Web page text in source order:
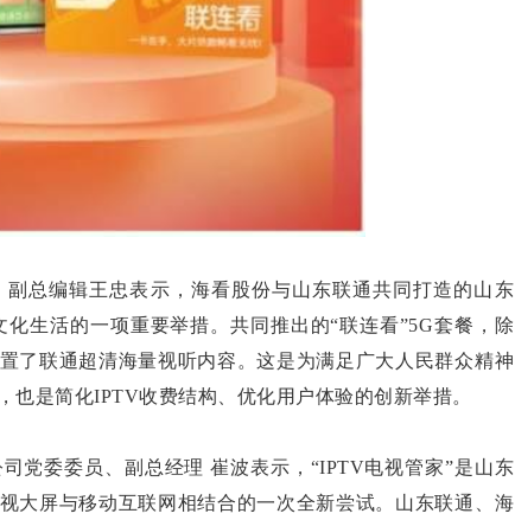
编辑王忠表示，海看股份与山东联通共同打造的山东
生活的一项重要举措。共同推出的“联连看”5G套餐，除
了联通超清海量视听内容。这是为满足广大人民群众精神
是简化IPTV收费结构、优化用户体验的创新举措。
委委员、副总经理 崔波表示，“IPTV电视管家”是山东
大屏与移动互联网相结合的一次全新尝试。山东联通、海